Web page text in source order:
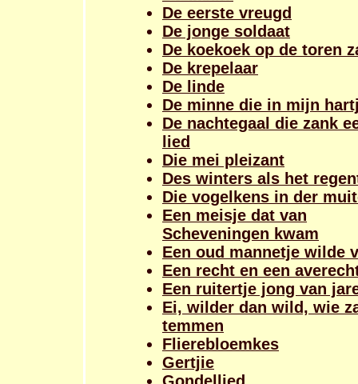
De eerste vreugd
De jonge soldaat
De koekoek op de toren
De krepelaar
De linde
De minne die in mijn
De nachtegaal die zank
lied
Die mei pleizant
Des winters als het
Die vogelkens in der
Een meisje dat van
Scheveningen kwam
Een oud mannetje wilde
Een recht en een
Een ruitertje jong van
Ei, wilder dan wild, wie
temmen
Flierebloemkes
Gertjie